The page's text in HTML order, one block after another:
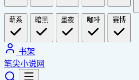
萌系 暗黑 墨夜 咖啡 赛博
书架
笔尖小说网